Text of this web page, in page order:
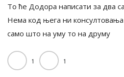
То ће Додора написати за два
Нема код њега ни
само што на уму то на друму
1 1